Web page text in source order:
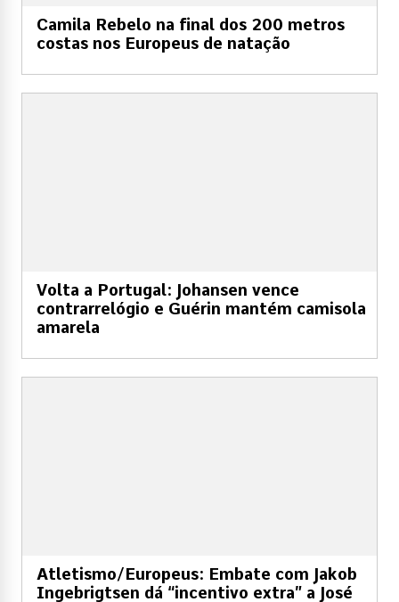
Camila Rebelo na final dos 200 metros
costas nos Europeus de natação
Volta a Portugal: Johansen vence
contrarrelógio e Guérin mantém camisola
amarela
Atletismo/Europeus: Embate com Jakob
Ingebrigtsen dá “incentivo extra” a José